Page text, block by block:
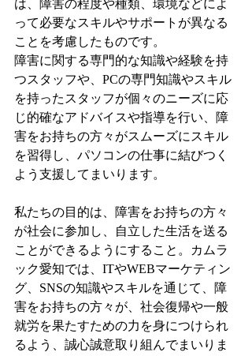
は、障害の程度や種類、環境などによ
って必要なスキルやサポートが異なる
ことを考慮したものです。
障害に関する専門的な知識や経験を持
つスタッフや、PCの専門知識やスキル
を持ったスタッフが個々のニーズに応
じ的確なアドバイスや指導を行い、障
害をお持ちの方々がスムーズにスキル
を習得し、パソコンの仕事に結びつく
よう支援してまいります。
私たちの目的は、障害をお持ちの方々
が社会に参加し、自立した生活を送る
ことができるようにすること。カムラ
ック愛知では、ITやWEBマーケティン
グ、SNSの知識やスキルを通じて、障
害をお持ちの方々が、社会復帰や一般
就労を果たすための力を身につけられ
るよう、誠心誠意取り組んでまいりま